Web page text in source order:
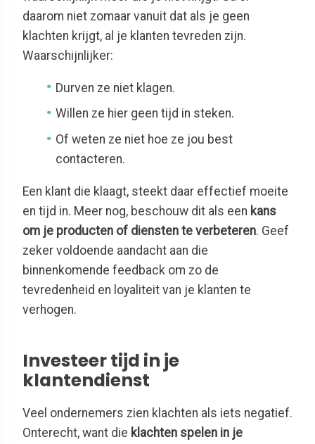
daarom niet zomaar vanuit dat als je geen
klachten krijgt, al je klanten tevreden zijn.
Waarschijnlijker:
Durven ze niet klagen.
Willen ze hier geen tijd in steken.
Of weten ze niet hoe ze jou best
contacteren.
Een klant die klaagt, steekt daar effectief moeite
en tijd in. Meer nog, beschouw dit als een kans
om je producten of diensten te verbeteren. Geef
zeker voldoende aandacht aan die
binnenkomende feedback om zo de
tevredenheid en loyaliteit van je klanten te
verhogen.
Investeer tijd in je
klantendienst
Veel ondernemers zien klachten als iets negatief.
Onterecht, want die klachten spelen in je